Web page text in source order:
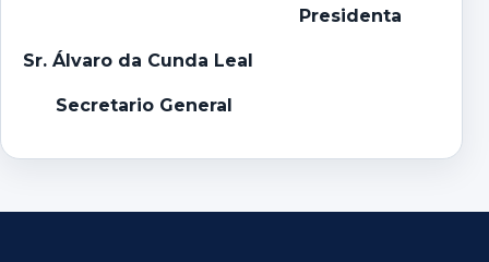
Presidenta
Sr. Álvaro da Cunda Leal
Secretario General